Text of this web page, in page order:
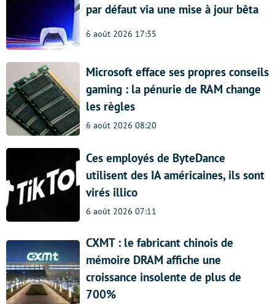
par défaut via une mise à jour bêta
6 août 2026 17:35
Microsoft efface ses propres conseils
gaming : la pénurie de RAM change
les règles
6 août 2026 08:20
Ces employés de ByteDance
utilisent des IA américaines, ils sont
virés illico
6 août 2026 07:11
CXMT : le fabricant chinois de
mémoire DRAM affiche une
croissance insolente de plus de
700%